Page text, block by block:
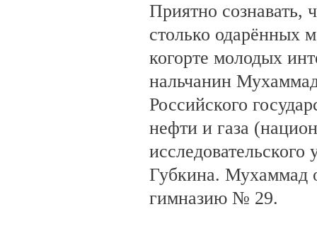
Приятно сознавать,
столько одарённых
когорте молодых
нальчанин
Российского
нефти и газа
Губкина. Мухаммад
гимназию № 29.